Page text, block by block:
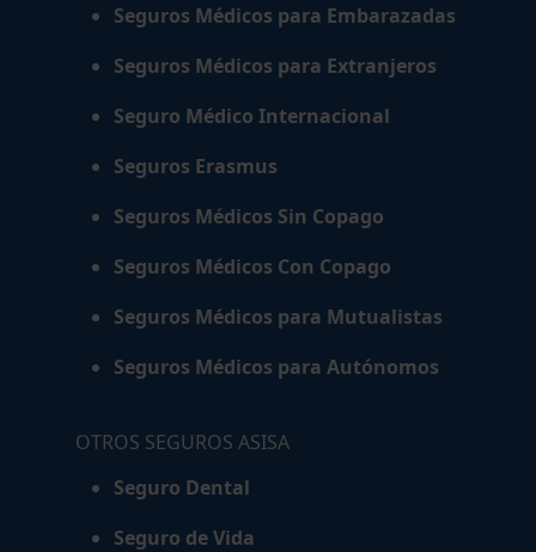
Seguros Médicos para Embarazadas
Seguros Médicos para Extranjeros
Seguro Médico Internacional
Seguros Erasmus
Seguros Médicos Sin Copago
Seguros Médicos Con Copago
Seguros Médicos para Mutualistas
Seguros Médicos para Autónomos
OTROS SEGUROS ASISA
Seguro Dental
Seguro de Vida